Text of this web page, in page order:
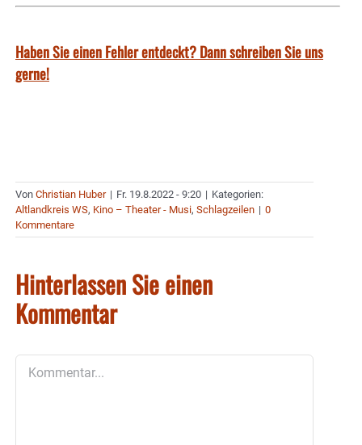
Haben Sie einen Fehler entdeckt? Dann schreiben Sie uns
gerne!
Von Christian Huber | Fr. 19.8.2022 - 9:20 | Kategorien:
Altlandkreis WS, Kino – Theater - Musi, Schlagzeilen | 0
Kommentare
Hinterlassen Sie einen
Kommentar